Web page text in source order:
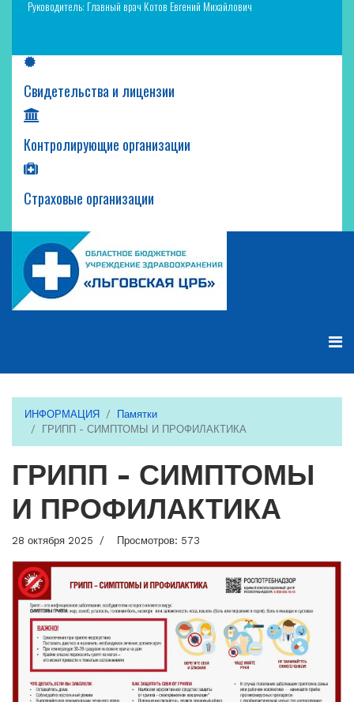
Руководитель: Главный врач Котов Евгений Михайлович
Свидетельства и лицензии
Контролирующие организации
Страховые организации
ИНФОРМАЦИЯ
Памятки
ГРИПП - СИМПТОМЫ И ПРОФИЛАКТИКА
ГРИПП - СИМПТОМЫ
И ПРОФИЛАКТИКА
28 октября 2025 Просмотров: 573